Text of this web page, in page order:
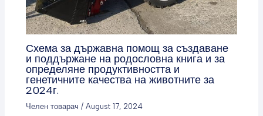
Схема за държавна помощ за създаване
и поддържане на родословна книга и за
определяне продуктивността и
генетичните качества на животните за
2024г.
Челен товарач /August 17, 2024